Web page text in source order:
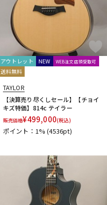
アウトレット NEW WEB注文店頭受取可
送料無料
TAYLOR
【決算売り尽くしセール】【チョイ
キズ特価】814c テイラー
販売価格¥499,000(税込)
ポイント：1%(4536pt)